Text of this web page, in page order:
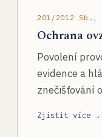
201/2012 Sb.,
Ochrana
Povolení
evidence a
znečišťování
Zjistit více →